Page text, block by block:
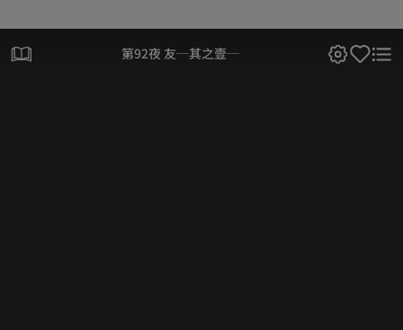
第92夜 友─其之壹─